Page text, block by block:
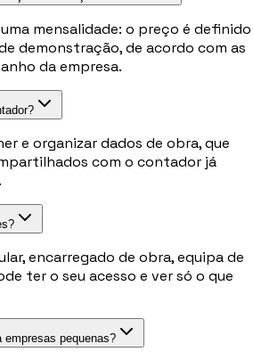
mensalidade: o preço é definido
demonstração, de acordo com as
da empresa.
e organizar dados de obra, que
com o contador já
encarregado de obra, equipa de
ter o seu acesso e ver só o que
pequenas?